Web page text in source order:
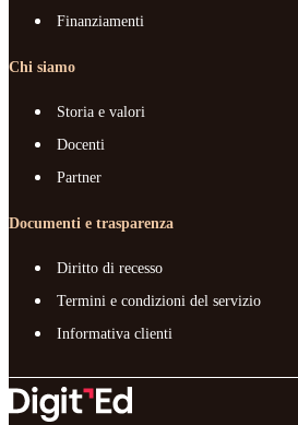
Finanziamenti
Chi siamo
Storia e valori
Docenti
Partner
Documenti e trasparenza
Diritto di recesso
Termini e condizioni del servizio
Informativa clienti